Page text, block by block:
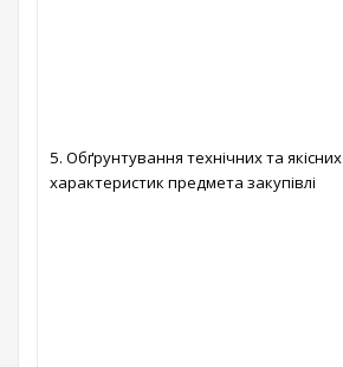
5. Обґрунтування технічних та якісних
характеристик предмета закупівлі